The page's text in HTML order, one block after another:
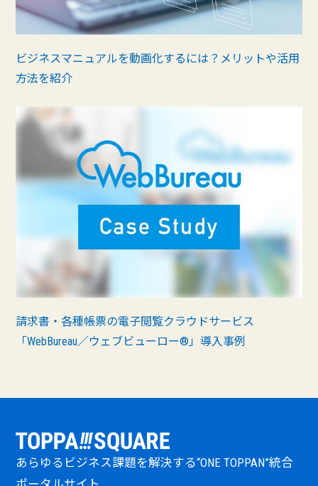
ビジネスマニュアルを動画化するには？メリットや活用
方法を紹介
請求書・各種帳票の電子閲覧クラウドサービス
「WebBureau／ウェブビューロー®︎」導入事例
あらゆるビジネス課題を解決する“ONE TOPPAN”統合